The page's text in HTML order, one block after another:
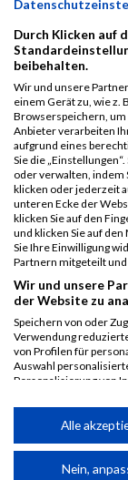
Durch Klicken auf
beibehalten.
Wir und unsere
einem Gerät zu, wie z.
Browserspeichern, um
Anbieter verarbeiten
aufgrund eines
Sie die
oder verwalten, indem
klicken oder jederzeit
unteren Ecke der
klicken Sie auf den
und klicken Sie auf
Sie Ihre Einwilligung
Partnern mitgeteilt
Wir und unsere
der Website zu
Speichern von oder
Verwendung
von Profilen für
Auswahl
Personalisierung von
Performance von
Kombinationen von
von Inhalten.
Daten können
Alle
Nein,